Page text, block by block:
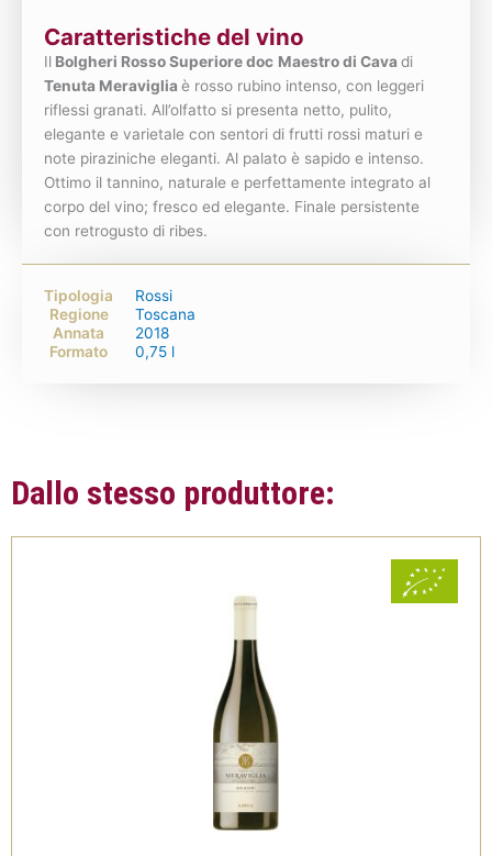
Caratteristiche del vino
Il Bolgheri Rosso Superiore doc Maestro di Cava di
Tenuta Meraviglia è rosso rubino intenso, con leggeri
riflessi granati. All’olfatto si presenta netto, pulito,
elegante e varietale con sentori di frutti rossi maturi e
note piraziniche eleganti. Al palato è sapido e intenso.
Ottimo il tannino, naturale e perfettamente integrato al
corpo del vino; fresco ed elegante. Finale persistente
con retrogusto di ribes.
Tipologia
Rossi
Regione
Toscana
Annata
2018
Formato
0,75 l
Dallo stesso produttore: